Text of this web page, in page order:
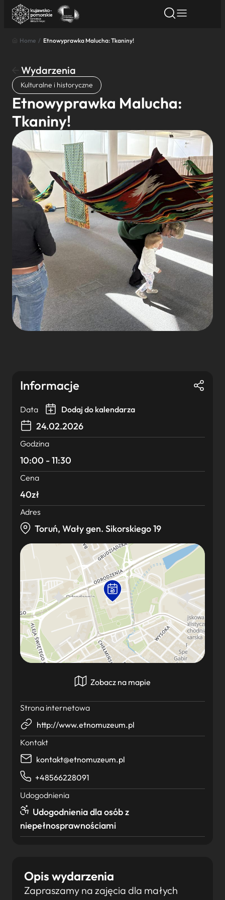
Znajdź atrakcję
Nazwa atrakcji
Miasto
Kategoria
Wyszukaj
Home / Etnowyprawka Malucha: Tkaniny!
Wydarzenia
Kulturalne i historyczne
Etnowyprawka Malucha:
Tkaniny!
Opis wydarzenia
Zapraszamy na zajęcia dla małych
Informacje
Data Dodaj do kalendarza
24.02.2026
Godzina
10:00 - 11:30
Cena
40zł
Adres
Toruń, Wały gen. Sikorskiego 19
Zobacz na mapie
Strona internetowa
http://www.etnomuzeum.pl
Kontakt
kontakt@etnomuzeum.pl
+48566228091
Udogodnienia
Udogodnienia dla osób z
niepełnosprawnościami